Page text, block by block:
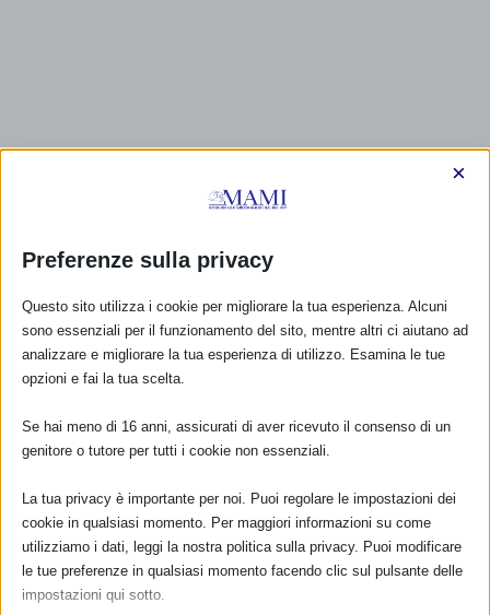
CALENDARIO EVENTI
Non ci sono eventi
Preferenze sulla privacy
×
Questo sito utilizza i cookie per migliorare la tua esperienza. Alcuni
sono essenziali per il funzionamento del sito, mentre altri ci aiutano ad
analizzare e migliorare la tua esperienza di utilizzo. Esamina le tue
opzioni e fai la tua scelta.
Se hai meno di 16 anni, assicurati di aver ricevuto il consenso di un
genitore o tutore per tutti i cookie non essenziali.
La tua privacy è importante per noi. Puoi regolare le impostazioni dei
cookie in qualsiasi momento. Per maggiori informazioni su come
utilizziamo i dati, leggi la nostra politica sulla privacy. Puoi modificare
le tue preferenze in qualsiasi momento facendo clic sul pulsante delle
impostazioni qui sotto.